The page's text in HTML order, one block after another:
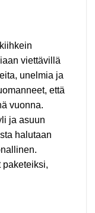
viettävillä
unelmia ja
että
vuonna.
ja asuun
halutaan
paketeiksi,